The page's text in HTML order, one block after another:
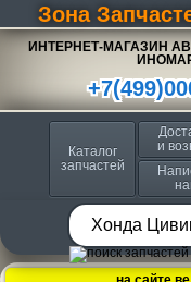
Зона
ИНТЕРНЕТ-МАГАЗИН
Каталог
запчастей
и